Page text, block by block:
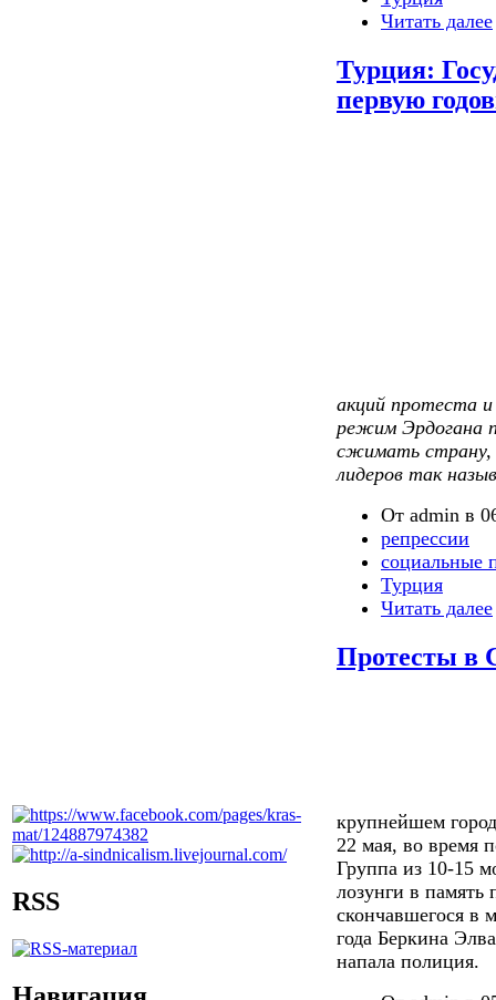
RSS
Читать далее
Турция:
первую
акций протеста и
режим Эрдогана
сжимать страну,
лидеров так
От admin в
репрессии
социальные
Турция
Читать далее
Протесты в
крупнейшем
22 мая, во время
Группа из 10-15
лозунги в
скончавшегося в
года Беркина
напала полиция.